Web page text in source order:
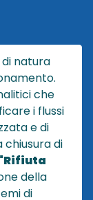
natura
che
i flussi
e di
chiusura di
della
di